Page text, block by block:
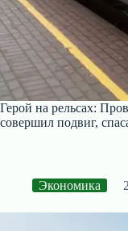
Герой на рельсах:
совершил подвиг,
Экономика